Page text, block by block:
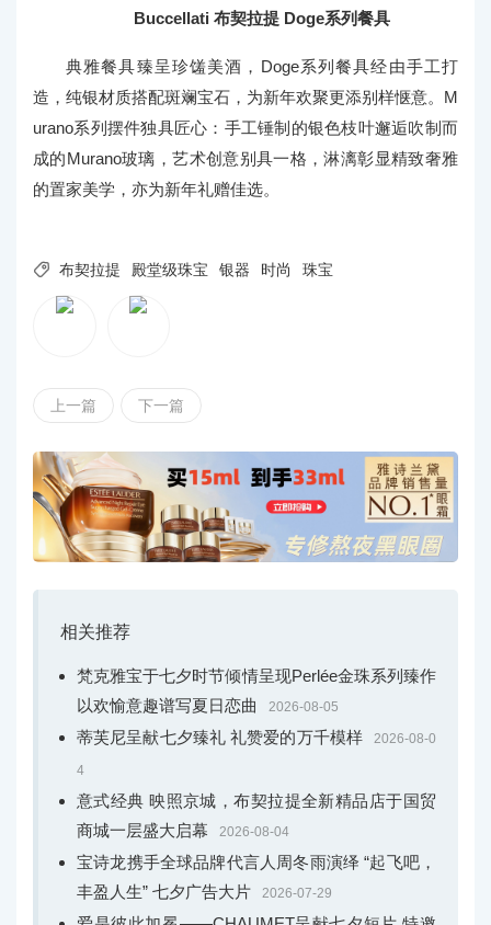
Buccellati 布契拉提 Doge系列餐具
典雅餐具臻呈珍馐美酒，Doge系列餐具经由手工打
造，纯银材质搭配斑斓宝石，为新年欢聚更添别样惬意。M
urano系列摆件独具匠心：手工锤制的银色枝叶邂逅吹制而
成的Murano玻璃，艺术创意别具一格，淋漓彰显精致奢雅
的置家美学，亦为新年礼赠佳选。
 布契拉提 殿堂级珠宝 银器 时尚 珠宝
上一篇 下一篇
相关推荐
梵克雅宝于七夕时节倾情呈现Perlée金珠系列臻作
以欢愉意趣谱写夏日恋曲
2026-08-05
蒂芙尼呈献七夕臻礼 礼赞爱的万千模样 2026-08-0
4
意式经典 映照京城，布契拉提全新精品店于国贸
商城一层盛大启幕
2026-08-04
宝诗龙携手全球品牌代言人周冬雨演绎 “起飞吧，
丰盈人生” 七夕广告大片
2026-07-29